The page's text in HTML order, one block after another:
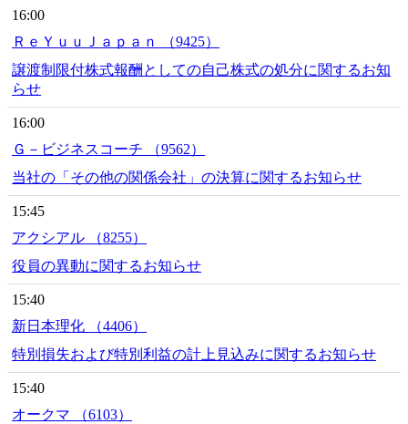
16:00
ＲｅＹｕｕＪａｐａｎ （9425）
譲渡制限付株式報酬としての自己株式の処分に関するお知
らせ
16:00
Ｇ－ビジネスコーチ （9562）
当社の「その他の関係会社」の決算に関するお知らせ
15:45
アクシアル （8255）
役員の異動に関するお知らせ
15:40
新日本理化 （4406）
特別損失および特別利益の計上見込みに関するお知らせ
15:40
オークマ （6103）